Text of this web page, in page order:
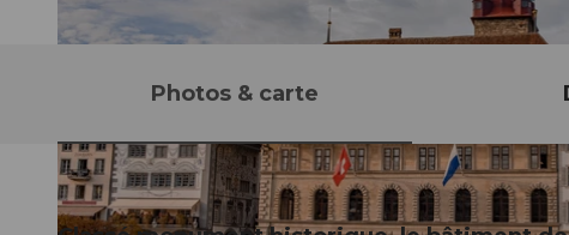
Photos & carte